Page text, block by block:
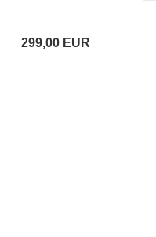
299,00 EUR